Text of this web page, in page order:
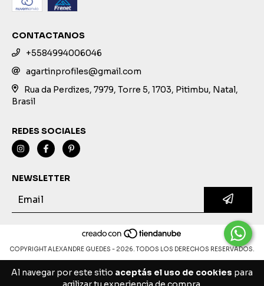
Al navegar por este sitio aceptás el uso de cookies para
CONTACTANOS
+5584994006046
agartinprofiles@gmail.com
Rua da Perdizes, 7979, Torre 5, 1703, Pitimbu, Natal,
Brasil
REDES SOCIALES
NEWSLETTER
COPYRIGHT ALEXANDRE GUEDES - 2026. TODOS LOS DERECHOS RESERVADOS.